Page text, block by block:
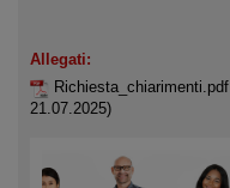
Allegati:
Richiesta_chiarimenti.pdf
21.07.2025)